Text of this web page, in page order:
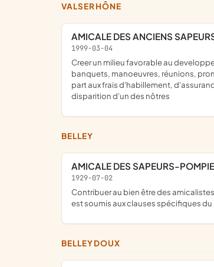
VALSERHÔNE
AMICALE DES ANCIENS
1999-03-04
creer un milieu favorable au developpement de la culture intellectuelle, civique, morale et professionnelle des sapeurs pompiers ; subvenir d'une part aux frais de fêtes,
banquets, manoeuvres, réunions,
part aux frais d'habillement,
disparition d'un des nôtres
BELLEY
AMICALE DES SAPEURS-
1929-07-02
contribuer au bien être des amicalistes et de leur famille ; promouvoir toute activité sportive et culturelle en son sein ; aider financièrement les membres dans le besoin ; cet objet
est soumis aux clauses spécifiques
BELLEYDOUX